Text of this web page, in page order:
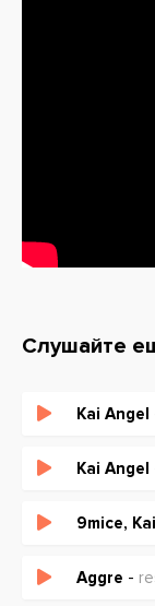
Слушайте
Kai Angel
Kai Angel
9mice,
Aggre -